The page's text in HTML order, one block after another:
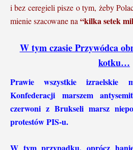
i bez ceregieli pisze o tym, żeby
mienie szacowane na “kilka setek
W tym czasie Przywódca
kotku…
Prawie wszystkie izraelskie
Konfederacji marszem
czerwoni z Brukseli marsz
protestów PIS-u.
W tym przypadku, oprócz